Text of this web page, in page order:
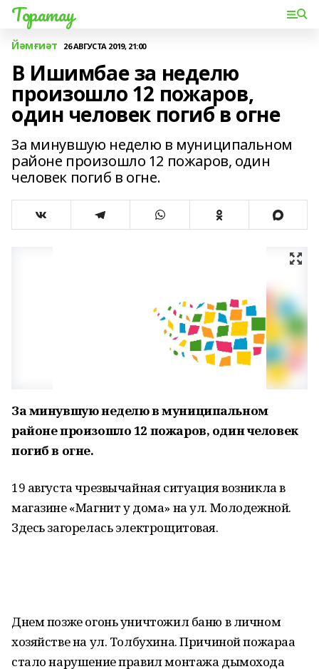
Торатау
Йәмғиәт 26 АВГУСТА 2019, 21:00
В Ишимбае за неделю
произошло 12 пожаров,
один человек погиб в огне
За минувшую неделю в муниципальном
районе произошло 12 пожаров, один
человек погиб в огне.
За минувшую неделю в муниципальном
районе произошло 12 пожаров, один человек
погиб в огне.
19 августа чрезвычайная ситуация возникла в
магазине «Магнит у дома» на ул. Молодежной.
Здесь загорелась электрощитовая.
Днем позже огонь уничтожил баню в личном
хозяйстве на ул. Толбухина. Причиной пожараа
стало нарушение правил монтажа дымохода